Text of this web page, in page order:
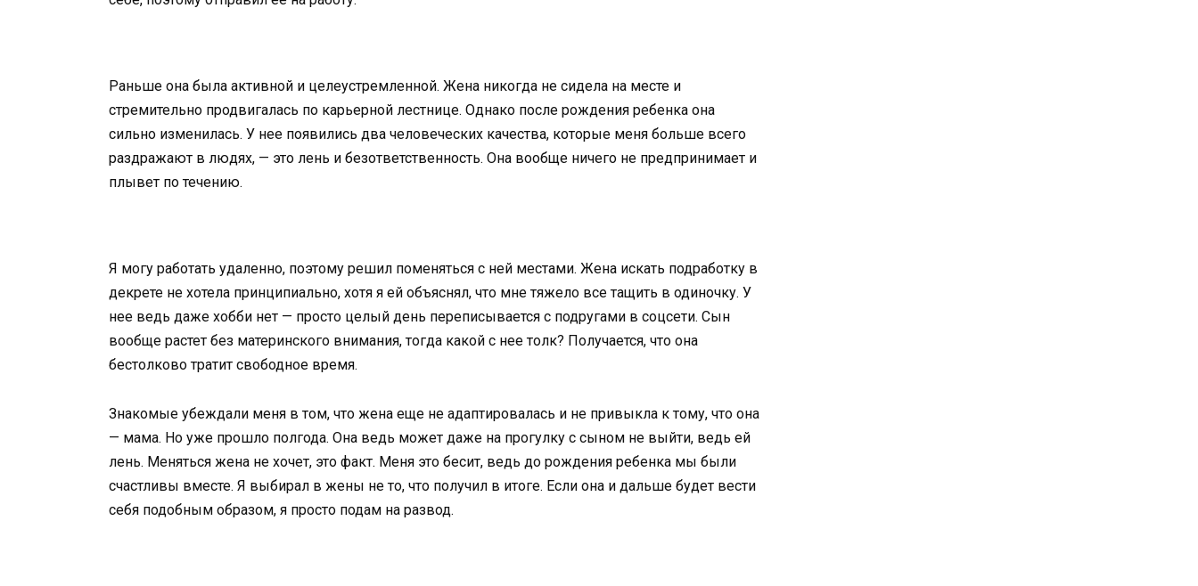
Раньше она была активной и целеустремленной. Жена никогда не сидела на месте и
стремительно продвигалась по карьерной лестнице. Однако после рождения ребенка она
сильно изменилась. У нее появились два человеческих качества, которые меня больше всего
раздражают в людях, — это лень и безответственность. Она вообще ничего не предпринимает и
плывет по течению.
Я могу работать удаленно, поэтому решил поменяться с ней местами. Жена искать подработку в
декрете не хотела принципиально, хотя я ей объяснял, что мне тяжело все тащить в одиночку. У
нее ведь даже хобби нет — просто целый день переписывается с подругами в соцсети. Сын
вообще растет без материнского внимания, тогда какой с нее толк? Получается, что она
бестолково тратит свободное время.
Знакомые убеждали меня в том, что жена еще не адаптировалась и не привыкла к тому, что она
— мама. Но уже прошло полгода. Она ведь может даже на прогулку с сыном не выйти, ведь ей
лень. Меняться жена не хочет, это факт. Меня это бесит, ведь до рождения ребенка мы были
счастливы вместе. Я выбирал в жены не то, что получил в итоге. Если она и дальше будет вести
себя подобным образом, я просто подам на развод.